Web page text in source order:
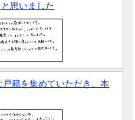
思いました
籍を集めていただき、本